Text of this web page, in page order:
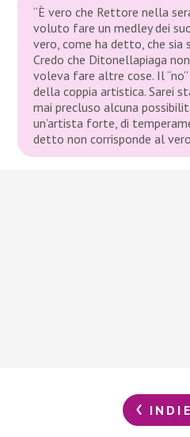
“È vero che Rettore nella
voluto fare un medley dei
vero, come ha detto, che sia
Credo che Ditonellapiaga
voleva fare altre cose. Il
della coppia artistica. Sarei
mai precluso alcuna
un’artista forte, di
detto non corrisponde al